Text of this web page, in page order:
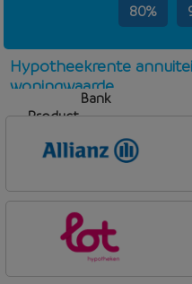
80%
Hypotheekrente
woningwaarde
Bank
Product
Allianz Bank
Allianz